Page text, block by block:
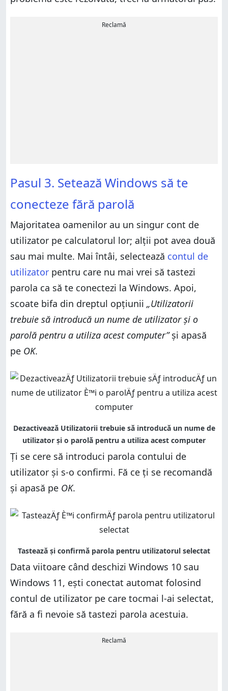
Reclamă
Pasul 3. Setează Windows să te
conecteze fără parolă
Majoritatea oamenilor au un singur cont de
utilizator pe calculatorul lor; alții pot avea două
sau mai multe. Mai întâi, selectează contul de
utilizator pentru care nu mai vrei să tastezi
parola ca să te conectezi la Windows. Apoi,
scoate bifa din dreptul opțiunii „Utilizatorii
trebuie să introducă un nume de utilizator și o
parolă pentru a utiliza acest computer”și apasă
pe OK.
Ți se cere să introduci parola contului de
utilizator și s-o confirmi. Fă ce ți se recomandă
și apasă pe OK.
Data viitoare când deschizi Windows 10 sau
Windows 11, ești conectat automat folosind
contul de utilizator pe care tocmai l-ai selectat,
fără a fi nevoie să tastezi parola acestuia.
Reclamă